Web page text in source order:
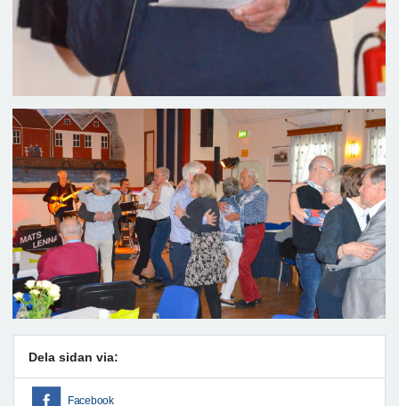
Dela sidan via:
Facebook